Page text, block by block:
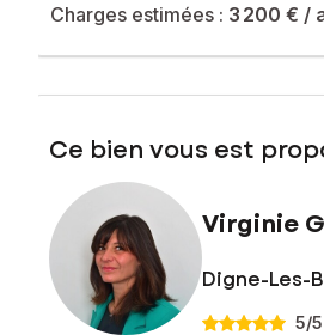
www.georisques.gouv.fr
Prix de vente : 159 000 €
0681815391, E-mail :
numéro 934196734
Charges estimées : 3 200 € /
Ce bien vous est
Virginie
Digne-Les-
5/5